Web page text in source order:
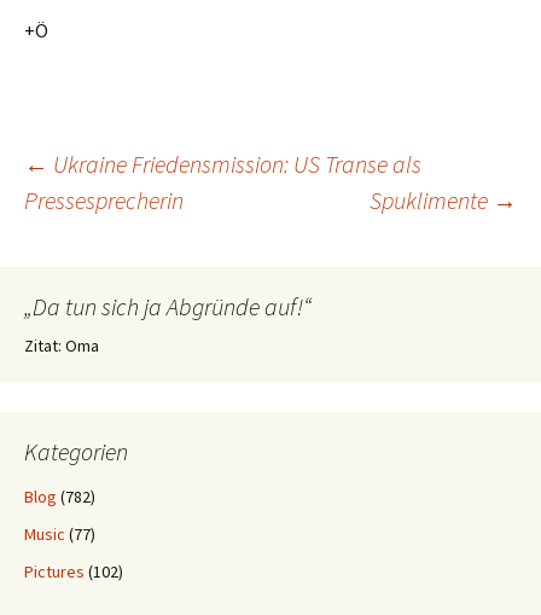
+Ö
Beitragsnavigation
← Ukraine Friedensmission: US Transe als
Pressesprecherin
Spuklimente →
„Da tun sich ja Abgründe auf!“
Zitat: Oma
Kategorien
Blog (782)
Music (77)
Pictures (102)